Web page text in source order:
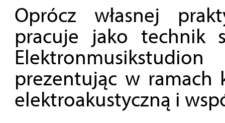
Oprócz własnej
pracuje jako technik
prezentując w ramach
elektroakustyczną i